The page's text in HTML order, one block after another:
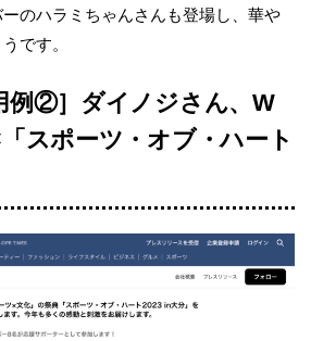
のハラミちゃんさんも登場し、華や
です。
例②］ダイノジさん、W
スポーツ・オブ・ハート